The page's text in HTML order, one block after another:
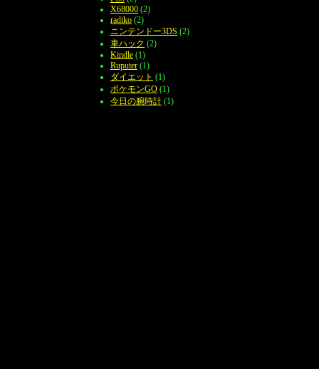
X68000 (2)
radiko (2)
ニンテンドー3DS (2)
車ハック (2)
Kindle (1)
Ruputer (1)
ダイエット (1)
ポケモンGO (1)
今日の腕時計 (1)